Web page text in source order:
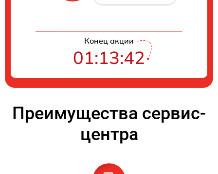
Конец акции
01:13:42
Преимущества сервис-
центра